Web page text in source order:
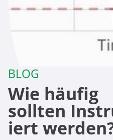
BLOG
Wie häufig
sollten
iert